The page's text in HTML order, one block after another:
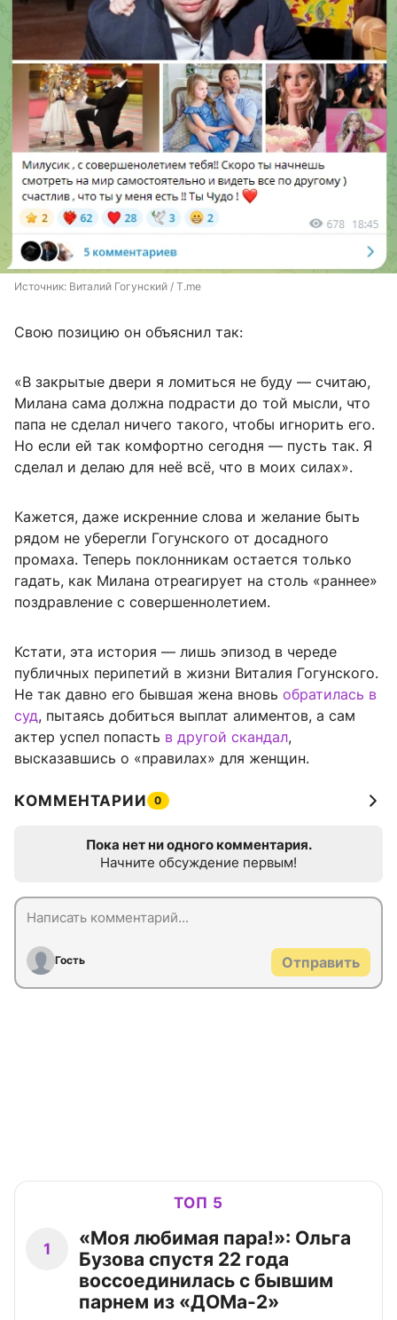
Источник: Виталий Гогунский / T.me
Свою позицию он объяснил так:
«В закрытые двери я ломиться не буду — считаю,
Милана сама должна подрасти до той мысли, что
папа не сделал ничего такого, чтобы игнорить его.
Но если ей так комфортно сегодня — пусть так. Я
сделал и делаю для неё всё, что в моих силах».
Кажется, даже искренние слова и желание быть
рядом не уберегли Гогунского от досадного
промаха. Теперь поклонникам остается только
гадать, как Милана отреагирует на столь «раннее»
поздравление с совершеннолетием.
Кстати, эта история — лишь эпизод в череде
публичных перипетий в жизни Виталия Гогунского.
Не так давно его бывшая жена вновь обратилась в
суд, пытаясь добиться выплат алиментов, а сам
актер успел попасть в другой скандал,
высказавшись о «правилах» для женщин.
КОММЕНТАРИИ 0
Пока нет ни одного комментария.
Начните обсуждение первым!
Гость Отправить
ТОП 5
1
«Моя любимая пара!»: Ольга
Бузова спустя 22 года
воссоединилась с бывшим
парнем из «ДОМа-2»